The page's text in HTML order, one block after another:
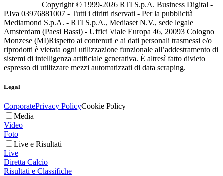
Copyright © 1999-2026 RTI S.p.A. Business Digital -
P.Iva 03976881007 - Tutti i diritti riservati - Per la pubblicità
Mediamond S.p.A. - RTI S.p.A., Mediaset N.V., sede legale
Amsterdam (Paesi Bassi) - Uffici Viale Europa 46, 20093 Cologno
Monzese (MI)Rispetto ai contenuti e ai dati personali trasmessi e/o
riprodotti è vietata ogni utilizzazione funzionale all’addestramento di
sistemi di intelligenza artificiale generativa. È altresì fatto divieto
espresso di utilizzare mezzi automatizzati di data scraping.
Legal
CorporatePrivacy PolicyCookie Policy
Media
Video
Foto
Live e Risultati
Live
Diretta Calcio
Risultati e Classifiche